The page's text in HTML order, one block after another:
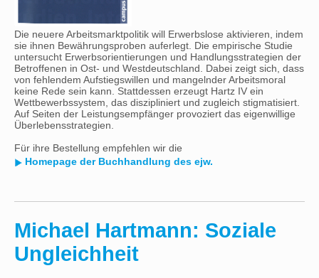
Die neuere Arbeitsmarktpolitik will Erwerbslose aktivieren, indem
sie ihnen Bewährungsproben auferlegt. Die empirische Studie
untersucht Erwerbsorientierungen und Handlungsstrategien der
Betroffenen in Ost- und Westdeutschland. Dabei zeigt sich, dass
von fehlendem Aufstiegswillen und mangelnder Arbeitsmoral
keine Rede sein kann. Stattdessen erzeugt Hartz IV ein
Wettbewerbssystem, das diszipliniert und zugleich stigmatisiert.
Auf Seiten der Leistungsempfänger provoziert das eigenwillige
Überlebensstrategien.
Für ihre Bestellung empfehlen wir die
Homepage der Buchhandlung des ejw.
Michael Hartmann: Soziale
Ungleichheit